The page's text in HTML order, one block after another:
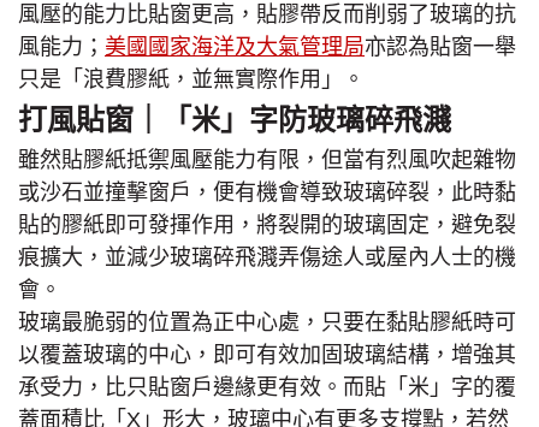
風壓的能力比貼窗更高，貼膠帶反而削弱了玻璃的抗
風能力； 美國國家海洋及大氣管理局亦認為貼窗一舉
只是「浪費膠紙，並無實際作用」。
打風貼窗｜「米」字防玻璃碎飛濺
雖然貼膠紙抵禦風壓能力有限，但當有烈風吹起雜物
或沙石並撞擊窗戶，便有機會導致玻璃碎裂，此時黏
貼的膠紙即可發揮作用，將裂開的玻璃固定，避免裂
痕擴大，並減少玻璃碎飛濺弄傷途人或屋內人士的機
會。
玻璃最脆弱的位置為正中心處，只要在黏貼膠紙時可
以覆蓋玻璃的中心，即可有效加固玻璃結構，增強其
承受力，比只貼窗戶邊緣更有效。而貼「米」字的覆
蓋面積比「X」形大，玻璃中心有更多支撐點，若然